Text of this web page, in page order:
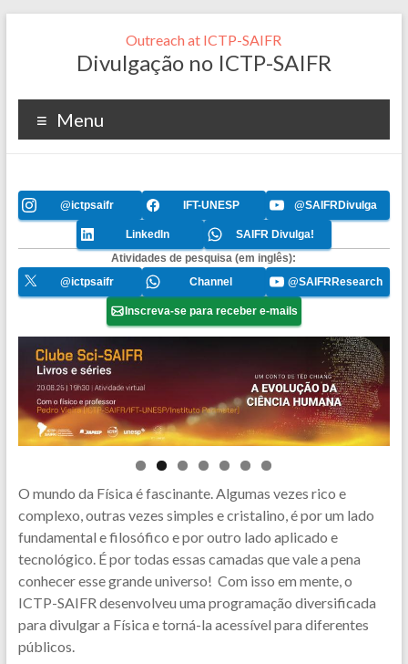
Outreach at ICTP-SAIFR
Divulgação no ICTP-SAIFR
Menu
@ictpsaifr IFT-UNESP @SAIFRDivulga
LinkedIn
SAIFR Divulga!
Atividades de pesquisa (em inglês):
@ictpsaifr
Channel @SAIFRResearch
Inscreva-se para receber e-mails
O mundo da Física é fascinante. Algumas vezes rico e
complexo, outras vezes simples e cristalino, é por um lado
fundamental e filosófico e por outro lado aplicado e
tecnológico. É por todas essas camadas que vale a pena
conhecer esse grande universo! Com isso em mente, o
ICTP-SAIFR desenvolveu uma programação diversificada
para divulgar a Física e torná-la acessível para diferentes
públicos.